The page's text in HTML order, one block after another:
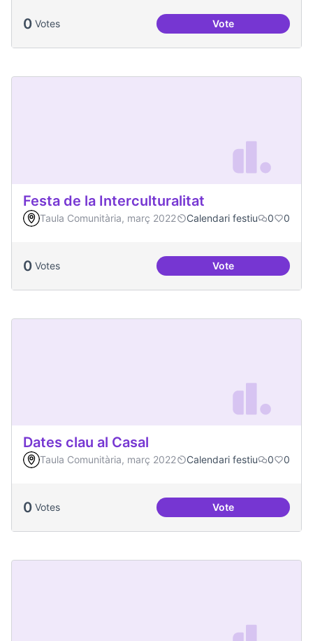
0 Votes VoteMés voluntariat
Festa de la Interculturalitat
Taula Comunitària, març 2022 Calendari festiu 0 0
0 Votes VoteFesta de la
Dates clau al Casal
Taula Comunitària, març 2022 Calendari festiu 0 0
0 Votes VoteDates clau al Casal